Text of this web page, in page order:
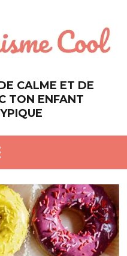
CALME ET DE
TON ENFANT